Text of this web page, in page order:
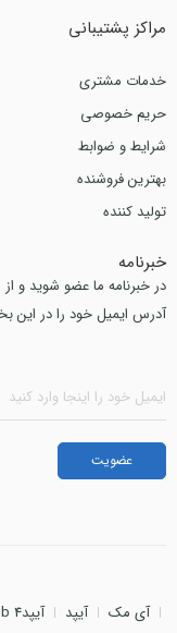
مراکز پشتیبانی
خدمات مشتری
حریم خصوصی
شرایط و ضوابط
بهترین فروشنده
تولید کننده
خبرنامه
آدرس ایمیل خود را در این
آی مک آیپد آیپد4 16Gb